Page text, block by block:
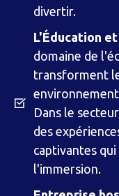
divertir.
L'Éducation
domaine de
transforment
Dans le
des
captivantes
l'immersion.